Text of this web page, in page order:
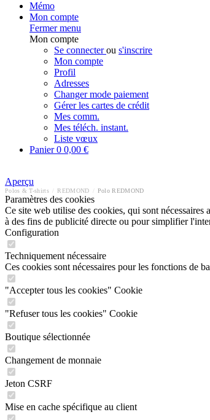
Mémo
Mon compte
Fermer menu
Mon compte
Se connecterou s'inscrire
Mon compte
Profil
Adresses
Changer mode paiement
Gérer les cartes de crédit
Mes comm.
Mes téléch. instant.
Liste vœux
Panier0 0,00 €
Aperçu
Polos & T-shirts REDMOND Polo REDMOND
Paramètres des cookies
Ce site web utilise des cookies, qui sont
à des fins de publicité directe ou pour simplifier
Configuration
Techniquement nécessaire
Ces cookies sont nécessaires pour les fonctions de
"Accepter tous les cookies" Cookie
"Refuser tous les cookies" Cookie
Boutique sélectionnée
Changement de monnaie
Jeton CSRF
Mise en cache spécifique au client